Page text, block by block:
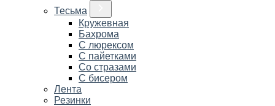
Тесьма
Кружевная
Бахрома
С люрексом
С пайетками
Со стразами
С бисером
Лента
Резинки